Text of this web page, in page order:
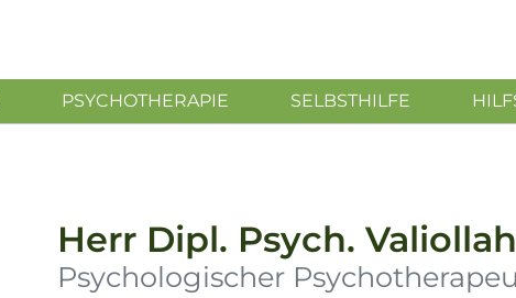
PSYCHOTHERAPIE SELBSTHILFE
Herr Dipl. Psych.
Psychologischer